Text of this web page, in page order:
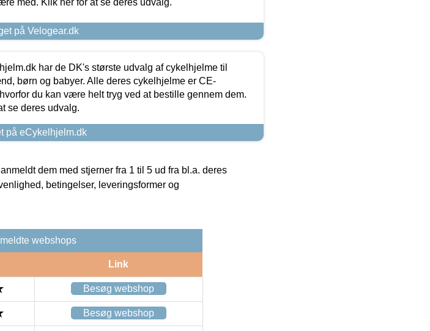
på Velogear.dk
har de DK's største udvalg af cykelhjelme til
børn og babyer. Alle deres cykelhjelme er CE-
du kan være helt tryg ved at bestille gennem dem.
se deres udvalg.
på eCykelhjelm.dk
dem med stjerner fra 1 til 5 ud fra bl.a. deres
betingelser, leveringsformer og
webshops
Link
Besøg webshop
Besøg webshop